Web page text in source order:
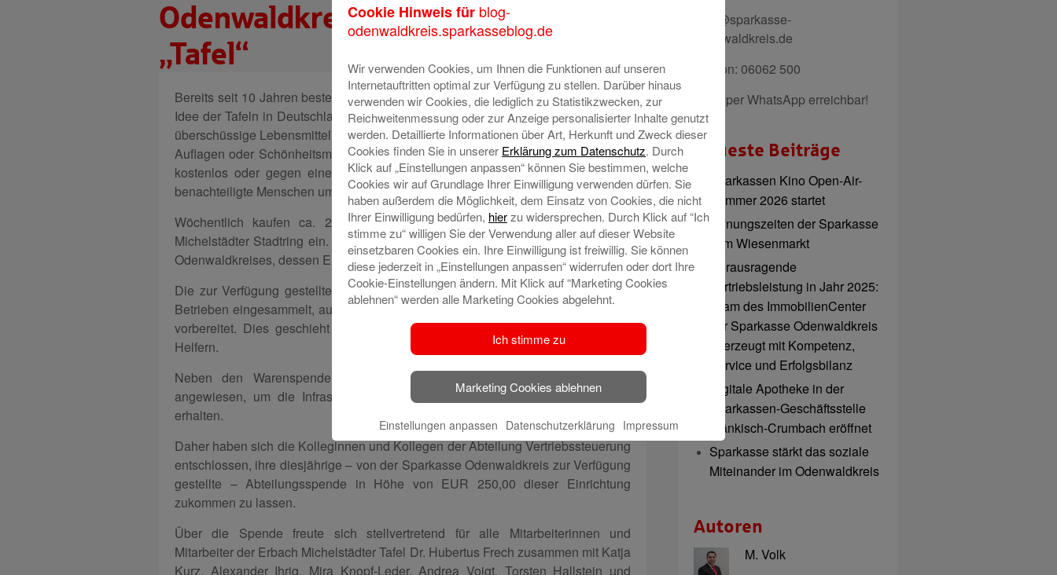
Odenwaldkreis unterstützen die
„Tafel“
Bereits seit 10 Jahren besteht der Verein der Erbach Michelstädter Tafel e.V.. Die
Idee der Tafeln in Deutschland ist es, einen Ausgleich zu schaffen: Sie sammeln
überschüssige Lebensmittel im Handel und bei Herstellern ein, die auf Grund von
Auflagen oder Schönheitsmängeln im Müll landen würden. Verteilt werden diese
kostenlos oder gegen einen symbolischen Betrag an sozial und wirtschaftlich
benachteiligte Menschen um ihnen eine gesunde Ernährung zu ermöglichen.
Wöchentlich kaufen ca. 250 Kundinnen und Kunden in den Räumen am
Michelstädter Stadtring ein. Kunde werden kann jeder Bürger/ jede Bürgerin des
Odenwaldkreises, dessen Einkommen eine bestimmte Grenze nicht übersteigt.
Die zur Verfügung gestellten Warenspenden werden täglich bei den beteiligten
Betrieben eingesammelt, auf Qualität kontrolliert, sortiert und für die Verkaufstage
vorbereitet. Dies geschieht ausschließlich mit ehrenamtlichen Helferinnen und
Helfern.
Neben den Warenspenden ist die Tafel jedoch auch auf Geldleistungen
angewiesen, um die Infrastruktur am Stadtring 88 in Michelstadt aufrecht zu
erhalten.
Daher haben sich die Kolleginnen und Kollegen der Abteilung Vertriebssteuerung
entschlossen, ihre diesjährige – von der Sparkasse Odenwaldkreis zur Verfügung
gestellte – Abteilungsspende in Höhe von EUR 250,00 dieser Einrichtung
zukommen zu lassen.
Über die Spende freute sich stellvertretend für alle Mitarbeiterinnen und
Mitarbeiter der Erbach Michelstädter Tafel Dr. Hubertus Frech zusammen mit Katja
Kurz, Alexander Ihrig, Mira Knopf-Leder, Andrea Voigt, Torsten Hallstein und
mail@sparkasse-
odenwaldkreis.de
Telefon: 06062 500
Auch per WhatsApp erreichbar!
Neueste Beiträge
Sparkassen Kino Open-Air-
Sommer 2026 startet
Öffnungszeiten der Sparkasse
zum Wiesenmarkt
Herausragende
Vertriebsleistung in Jahr 2025:
Team des ImmobilienCenter
der Sparkasse Odenwaldkreis
überzeugt mit Kompetenz,
Service und Erfolgsbilanz
Digitale Apotheke in der
Sparkassen-Geschäftsstelle
Fränkisch-Crumbach eröffnet
Sparkasse stärkt das soziale
Miteinander im Odenwaldkreis
Autoren
M. Volk
Cookie Hinweis für blog-
odenwaldkreis.sparkasseblog.de
Wir verwenden Cookies, um Ihnen die Funktionen auf unseren
Internetauftritten optimal zur Verfügung zu stellen. Darüber hinaus
verwenden wir Cookies, die lediglich zu Statistikzwecken, zur
Reichweitenmessung oder zur Anzeige personalisierter Inhalte genutzt
werden. Detaillierte Informationen über Art, Herkunft und Zweck dieser
Cookies finden Sie in unserer Erklärung zum Datenschutz. Durch
Klick auf „Einstellungen anpassen“ können Sie bestimmen, welche
Cookies wir auf Grundlage Ihrer Einwilligung verwenden dürfen. Sie
haben außerdem die Möglichkeit, dem Einsatz von Cookies, die nicht
Ihrer Einwilligung bedürfen, hierzu widersprechen. Durch Klick auf “Ich
stimme zu“ willigen Sie der Verwendung aller auf dieser Website
einsetzbaren Cookies ein. Ihre Einwilligung ist freiwillig. Sie können
diese jederzeit in „Einstellungen anpassen“ widerrufen oder dort Ihre
Cookie-Einstellungen ändern. Mit Klick auf “Marketing Cookies
ablehnen“ werden alle Marketing Cookies abgelehnt.
Ich stimme zu
Marketing Cookies ablehnen
Einstellungen anpassen Datenschutzerklärung Impressum